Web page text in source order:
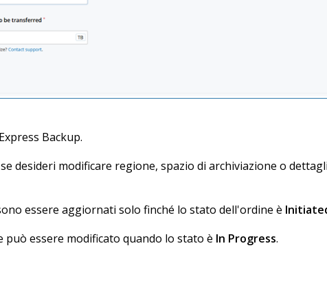
Backup.
se desideri modificare regione, spazio di archiviazione o
essere aggiornati solo finché lo stato dell'ordine è
essere modificato quando lo stato è In Progress.